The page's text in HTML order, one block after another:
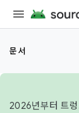
문서
2026년부터 트